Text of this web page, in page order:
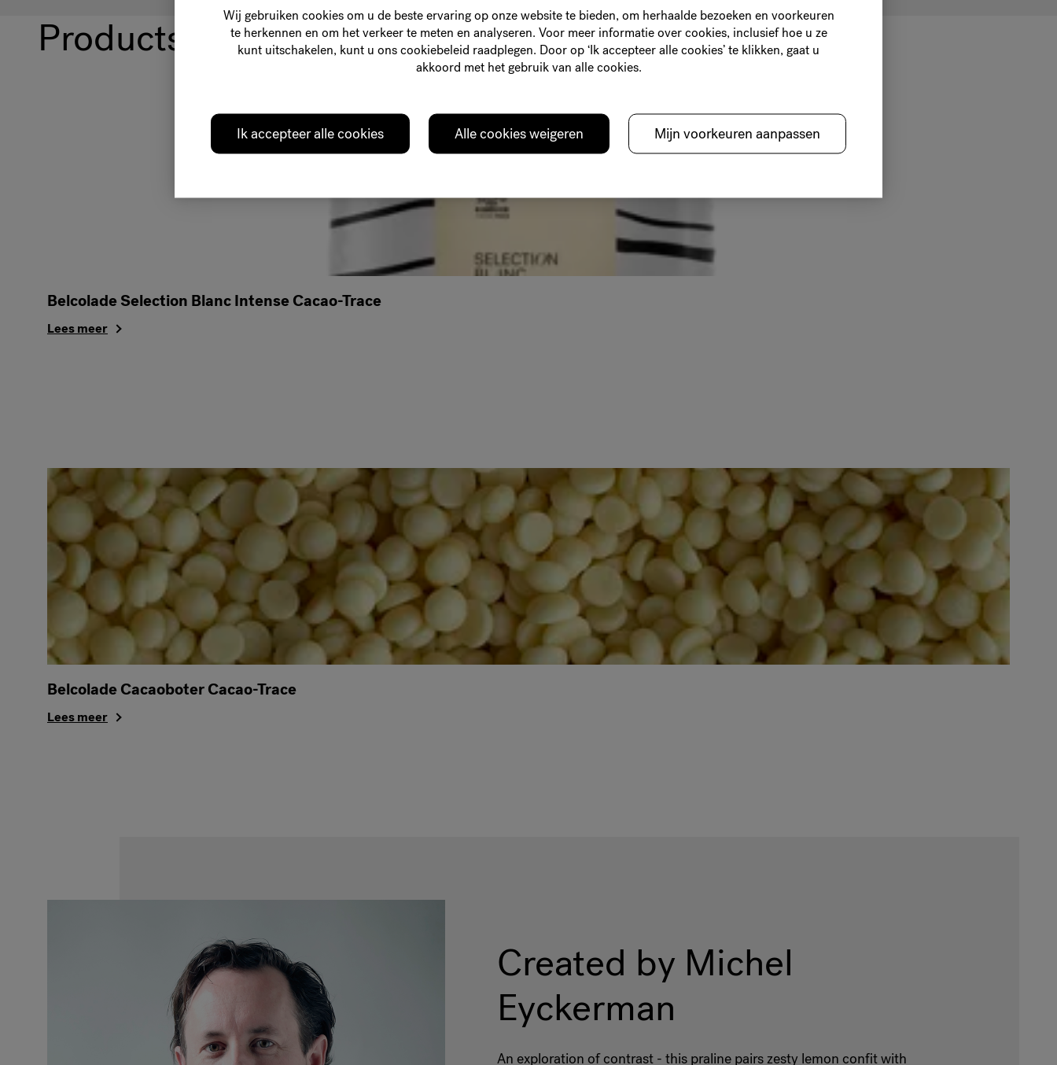
Products used in this recipe
Belcolade Selection Blanc Intense Cacao-Trace
Lees meer
Belcolade Cacaoboter Cacao-Trace
Lees meer
Created by Michel
Eyckerman
An exploration of contrast - this praline pairs zesty lemon confit with
Wij gebruiken cookies om u de beste ervaring op onze website te bieden, om herhaalde bezoeken en voorkeuren
te herkennen en om het verkeer te meten en analyseren. Voor meer informatie over cookies, inclusief hoe u ze
kunt uitschakelen, kunt u ons cookiebeleid raadplegen. Door op ‘Ik accepteer alle cookies’ te klikken, gaat u
akkoord met het gebruik van alle cookies.
Ik accepteer alle cookies Alle cookies weigeren Mijn voorkeuren aanpassen